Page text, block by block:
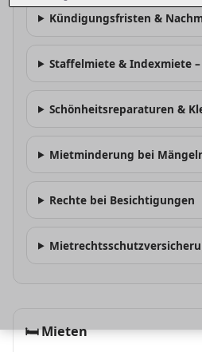
Kündigungsfristen &
Staffelmiete & Indexmiete
Schönheitsreparaturen &
Mietminderung bei
Rechte bei Besichtigungen
🛏Mieten